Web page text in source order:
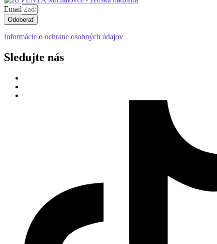
Email
Odoberať
Informácie o ochrane osobných údajov
Sledujte nás